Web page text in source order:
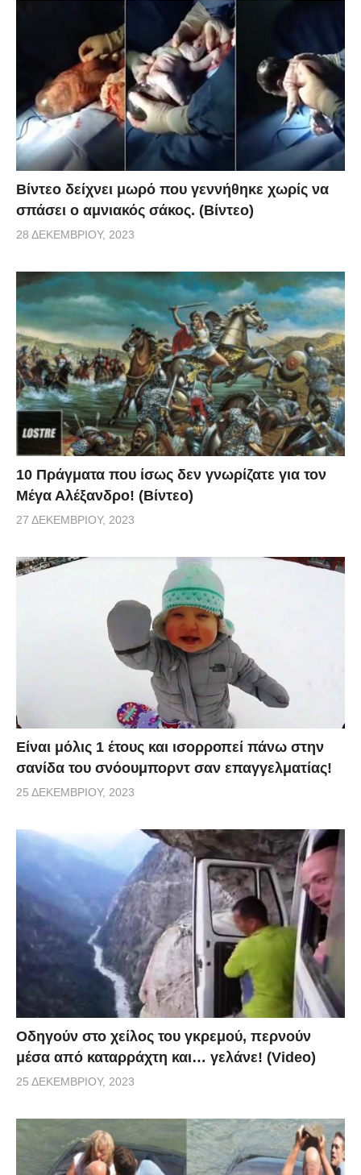
Βίντεο δείχνει μωρό που γεννήθηκε χωρίς να
σπάσει ο αμνιακός σάκος. (Βίντεο)
28 ΔΕΚΕΜΒΡΊΟΥ, 2023
10 Πράγματα που ίσως δεν γνωρίζατε για τον
Μέγα Αλέξανδρο! (Βίντεο)
27 ΔΕΚΕΜΒΡΊΟΥ, 2023
Είναι μόλις 1 έτους και ισορροπεί πάνω στην
σανίδα του σνόουμπορντ σαν επαγγελματίας!
25 ΔΕΚΕΜΒΡΊΟΥ, 2023
Οδηγούν στο χείλος του γκρεμού, περνούν
μέσα από καταρράχτη και… γελάνε! (Video)
25 ΔΕΚΕΜΒΡΊΟΥ, 2023